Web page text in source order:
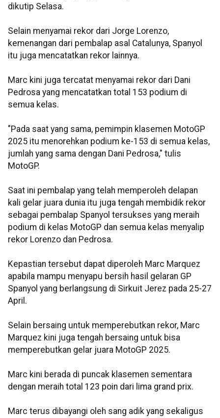
dikutip Selasa.
Selain menyamai rekor dari Jorge Lorenzo,
kemenangan dari pembalap asal Catalunya, Spanyol
itu juga mencatatkan rekor lainnya.
Marc kini juga tercatat menyamai rekor dari Dani
Pedrosa yang mencatatkan total 153 podium di
semua kelas.
"Pada saat yang sama, pemimpin klasemen MotoGP
2025 itu menorehkan podium ke-153 di semua kelas,
jumlah yang sama dengan Dani Pedrosa," tulis
MotoGP.
Saat ini pembalap yang telah memperoleh delapan
kali gelar juara dunia itu juga tengah membidik rekor
sebagai pembalap Spanyol tersukses yang meraih
podium di kelas MotoGP dan semua kelas menyalip
rekor Lorenzo dan Pedrosa.
Kepastian tersebut dapat diperoleh Marc Marquez
apabila mampu menyapu bersih hasil gelaran GP
Spanyol yang berlangsung di Sirkuit Jerez pada 25-27
April.
Selain bersaing untuk memperebutkan rekor, Marc
Marquez kini juga tengah bersaing untuk bisa
memperebutkan gelar juara MotoGP 2025.
Marc kini berada di puncak klasemen sementara
dengan meraih total 123 poin dari lima grand prix.
Marc terus dibayangi oleh sang adik yang sekaligus